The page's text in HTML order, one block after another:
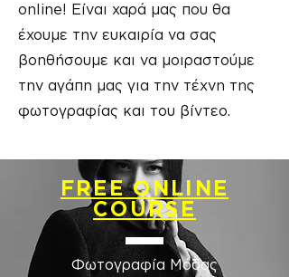
online! Είναι χαρά μας που θα
έχουμε την ευκαιρία να σας
βοηθήσουμε και να μοιραστούμε
την αγάπη μας για την τέχνη της
φωτογραφίας και του βίντεο.
FREE ONLINE
COURSE
Φωτογραφία Μόδας